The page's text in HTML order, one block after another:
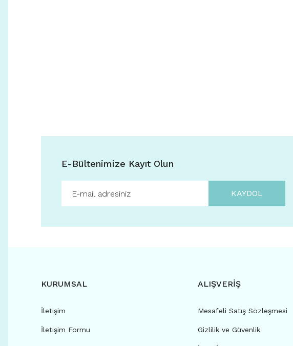
E-Bültenimize Kayıt Olun
KAYDOL
KURUMSAL
İletişim
İletişim Formu
ALIŞVERİŞ
Mesafeli Satış Sözleşmesi
Gizlilik ve Güvenlik